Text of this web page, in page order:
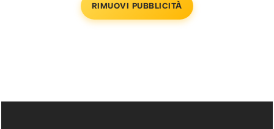
RIMUOVI PUBBLICITÀ